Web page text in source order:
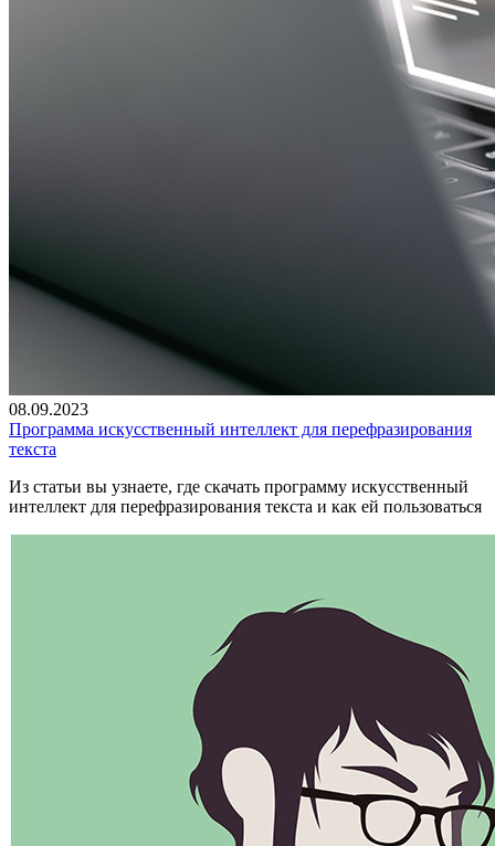
08.09.2023
Программа искусственный интеллект для перефразирования
текста
Из статьи вы узнаете, где скачать программу искусственный
интеллект для перефразирования текста и как ей пользоваться